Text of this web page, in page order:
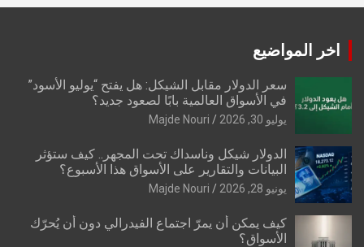
اخر المواضيع
سعر الدولار مقابل الشيكل: هل يفتح “يوليو الأسود”
في الأسواق العالمية بابًا لصعود جديد؟
يوليو 30, 2026 Majde Nouri
الدولار شيكل وناسداك تحت المجهر.. كيف ستؤثر
البيانات والتقارير على الأسواق هذا الأسبوع؟
يونيو 28, 2026 Majde Nouri
كيف يمكن أن يمرّ اجتماع الفيدرالي دون أن يُحرّك
الأسواق؟